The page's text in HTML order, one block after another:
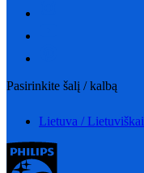
Pasirinkite šalį / kalbą
Lietuva / Lietuviškai